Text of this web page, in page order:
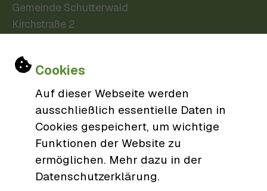
Einstellungen zu Cookies und
Cookies
Auf dieser Webseite werden
ausschließlich essentielle Daten in
Cookies gespeichert, um wichtige
Funktionen der Website zu
ermöglichen. Mehr dazu in der
Datenschutzerklärung.
Gemeinde Schutterwald
Kirchstraße 2
0781/9606-0
Öffnungszeiten